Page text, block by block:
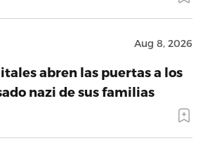
Aug 8, 2026
abren las puertas a los
nazi de sus familias